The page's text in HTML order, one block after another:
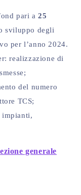
pari a25
sviluppo degli
per l’anno 2024.
realizzazione di
del numero
TCS;
impianti,
generale